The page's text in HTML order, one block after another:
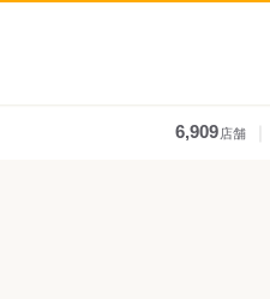
6,909店舗